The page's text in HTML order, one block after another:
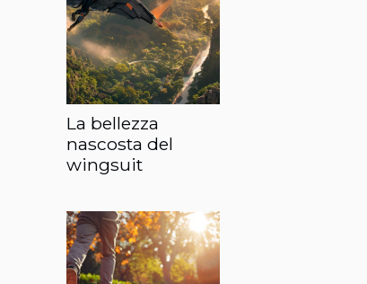
La bellezza
nascosta del
wingsuit